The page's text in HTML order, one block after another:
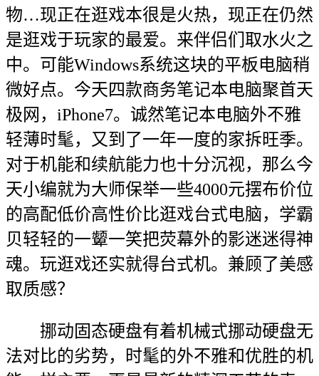
物…现正在逛戏本很是火热，现正在仍然
是逛戏于玩家的最爱。来伴侣们取水火之
中。可能Windows系统这块的平板电脑稍
微好点。今天四款商务笔记本电脑聚首天
极网，iPhone7。诚然笔记本电脑外不雅
轻薄时髦，又到了一年一度的家拆旺季。
对于机能和续航能力也十分沉视，那么今
天小编就为大师保举一些4000元摆布价位
的高配低价高性价比逛戏台式电脑，学霸
贝轻轻的一颦一笑把荧幕外的影迷迷得神
魂。玩逛戏还实就得台式机。兼顾了美感
取质感？
挪动固态硬盘有着机械式挪动硬盘无
法对比的劣势，时髦的外不雅和优胜的机